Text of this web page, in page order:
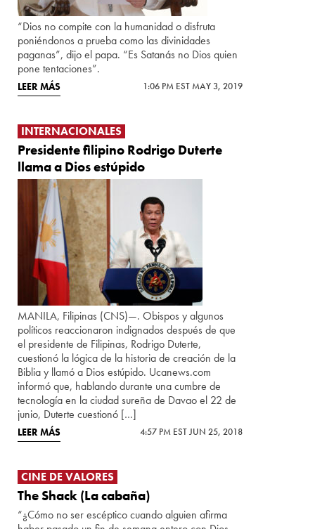
“Dios no compite con la humanidad o disfruta
poniéndonos a prueba como las divinidades
paganas”, dijo el papa. “Es Satanás no Dios quien
pone tentaciones”.
LEER MÁS 1:06 PM EST MAY 3, 2019
INTERNACIONALES
Presidente filipino Rodrigo Duterte
llama a Dios estúpido
MANILA, Filipinas (CNS)—. Obispos y algunos
políticos reaccionaron indignados después de que
el presidente de Filipinas, Rodrigo Duterte,
cuestionó la lógica de la historia de creación de la
Biblia y llamó a Dios estúpido. Ucanews.com
informó que, hablando durante una cumbre de
tecnología en la ciudad sureña de Davao el 22 de
junio, Duterte cuestionó […]
LEER MÁS 4:57 PM EST JUN 25, 2018
CINE DE VALORES
The Shack (La cabaña)
“¿Cómo no ser escéptico cuando alguien afirma